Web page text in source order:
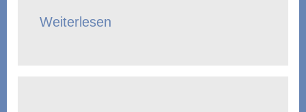
Weiterlesen